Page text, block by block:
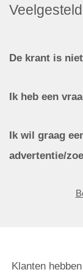
De krant is
Ik heb een
Ik wil graag
advertentie/
Klanten